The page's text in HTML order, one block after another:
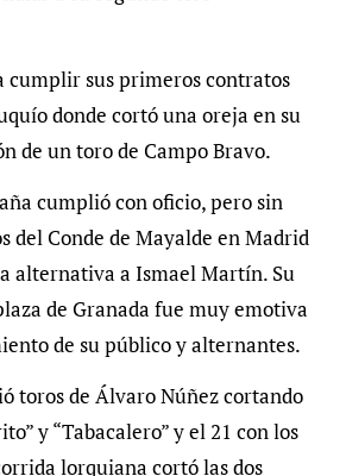
cumplir sus primeros contratos
donde cortó una oreja en su
de un toro de Campo Bravo.
cumplió con oficio, pero sin
del Conde de Mayalde en Madrid
alternativa a Ismael Martín. Su
de Granada fue muy emotiva
de su público y alternantes.
toros de Álvaro Núñez cortando
y “Tabacalero” y el 21 con los
lorquiana cortó las dos